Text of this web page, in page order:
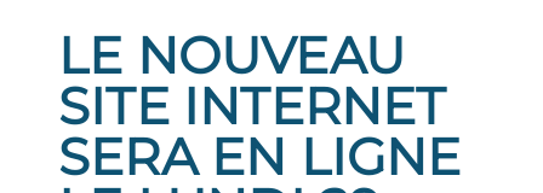
LE NOUVEAU
SITE INTERNET
SERA EN LIGNE